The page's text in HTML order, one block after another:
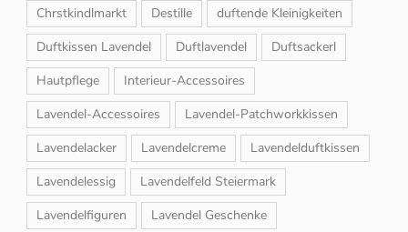
Chrstkindlmarkt
Destille
duftende Kleinigkeiten
Duftkissen Lavendel
Duftlavendel
Duftsackerl
Hautpflege
Interieur-Accessoires
Lavendel-Accessoires
Lavendel-Patchworkkissen
Lavendelacker
Lavendelcreme
Lavendelduftkissen
Lavendelessig
Lavendelfeld Steiermark
Lavendelfiguren
Lavendel Geschenke